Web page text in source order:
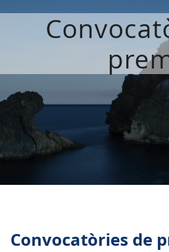
Convocatòries de